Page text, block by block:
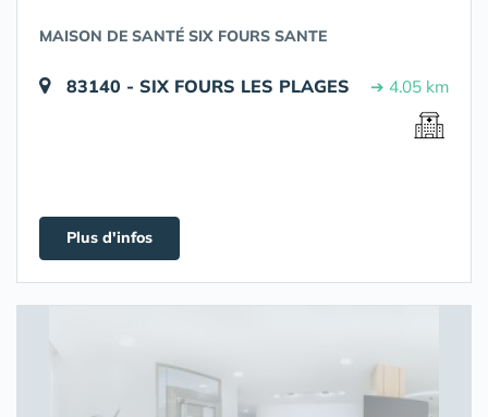
MAISON DE SANTÉ SIX FOURS SANTE
83140 - SIX FOURS LES PLAGES ➔ 4.05 km
Plus d'infos